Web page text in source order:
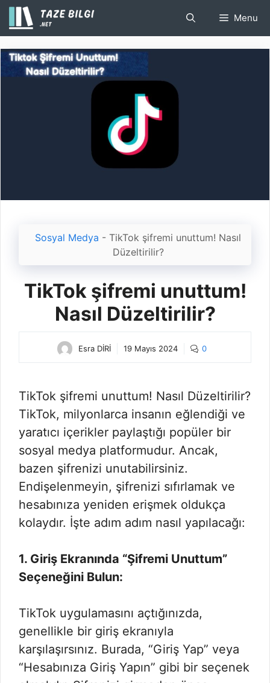
İçeriğe
atla
Menu
Sosyal Medya - TikTok şifremi unuttum! Nasıl
Düzeltirilir?
TikTok şifremi unuttum!
Nasıl Düzeltirilir?
Esra DİRİ 19 Mayıs 2024 0
TikTok şifremi unuttum! Nasıl Düzeltirilir?
TikTok, milyonlarca insanın eğlendiği ve
yaratıcı içerikler paylaştığı popüler bir
sosyal medya platformudur. Ancak,
bazen şifrenizi unutabilirsiniz.
Endişelenmeyin, şifrenizi sıfırlamak ve
hesabınıza yeniden erişmek oldukça
kolaydır. İşte adım adım nasıl yapılacağı:
1. Giriş Ekranında “Şifremi Unuttum”
Seçeneğini Bulun:
TikTok uygulamasını açtığınızda,
genellikle bir giriş ekranıyla
karşılaşırsınız. Burada, “Giriş Yap” veya
“Hesabınıza Giriş Yapın” gibi bir seçenek